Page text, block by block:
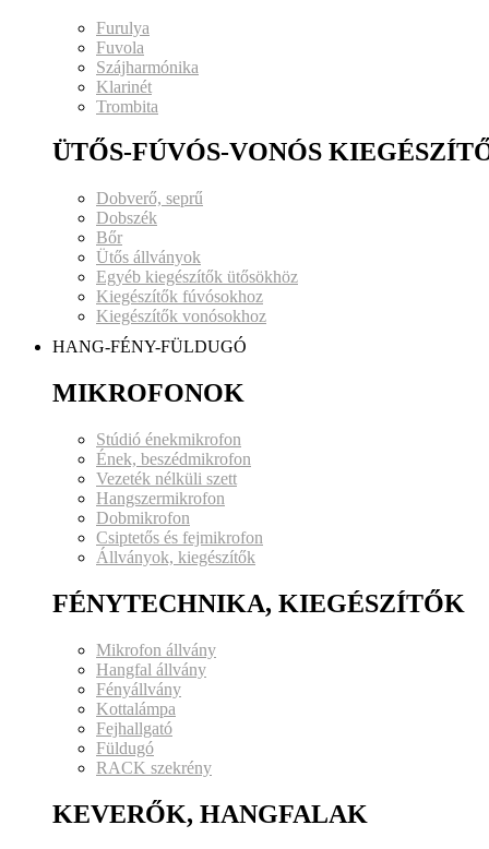
Furulya
Fuvola
Szájharmónika
Klarinét
Trombita
ÜTŐS-FÚVÓS-VONÓS
Dobverő, seprű
Dobszék
Bőr
Ütős állványok
Egyéb kiegészítők ütősökhöz
Kiegészítők fúvósokhoz
Kiegészítők vonósokhoz
HANG-FÉNY-FÜLDUGÓ
MIKROFONOK
Stúdió énekmikrofon
Ének, beszédmikrofon
Vezeték nélküli szett
Hangszermikrofon
Dobmikrofon
Csiptetős és fejmikrofon
Állványok, kiegészítők
FÉNYTECHNIKA, KIEGÉSZÍTŐK
Mikrofon állvány
Hangfal állvány
Fényállvány
Kottalámpa
Fejhallgató
Füldugó
RACK szekrény
KEVERŐK, HANGFALAK